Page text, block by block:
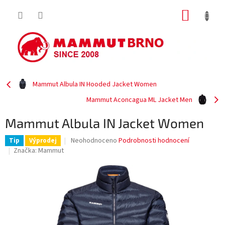
Mammut Albula IN Hooded Jacket Women
Mammut Aconcagua ML Jacket Men
Mammut Albula IN Jacket Women
Tip Výprodej
Průměrné
z
5
hvězdiček.
Neohodnoceno Podrobnosti hodnocení
Značka: Mammut